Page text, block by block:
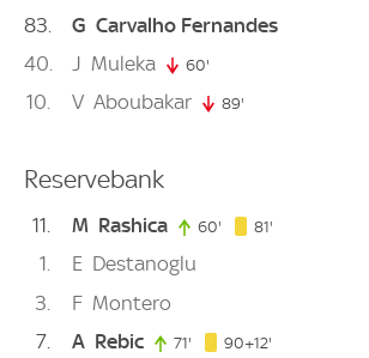
83 G Carvalho Fernandes
40
J Muleka 60'
10 V Aboubakar 89'
Reservebank
11 M Rashica 60' 60. minute
81'
1 E Destanoglu
3
F Montero
7
A Rebic 71' 71. minute
90+12'